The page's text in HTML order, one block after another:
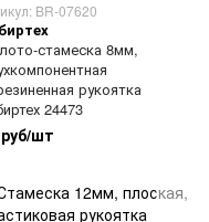
BR-07620
стамеска 8мм,
рукоятка
24473
шт